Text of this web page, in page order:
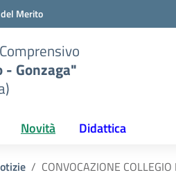
Merito
Gonzaga"
Novità Didattica
CONVOCAZIONE